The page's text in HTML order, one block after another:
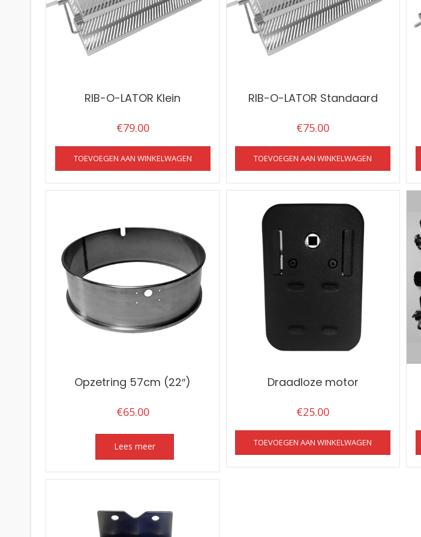
RIB-O-LATOR Klein
€79.00
TOEVOEGEN AAN WINKELWAGEN
RIB-O-LATOR Standaard
€75.00
TOEVOEGEN AAN WINKELWAGEN
Opzetring 57cm (22″)
€65.00
Lees meer
Draadloze motor
€25.00
TOEVOEGEN AAN WINKELWAGEN